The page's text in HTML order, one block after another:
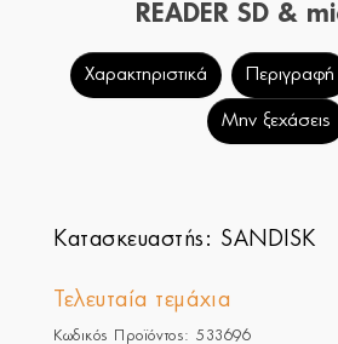
READER SD &
Χαρακτηριστικά Περιγραφή
Μην ξεχάσεις
Κατασκευαστής: SANDISK
Τελευταία τεμάχια
Κωδικός Προϊόντος: 533696